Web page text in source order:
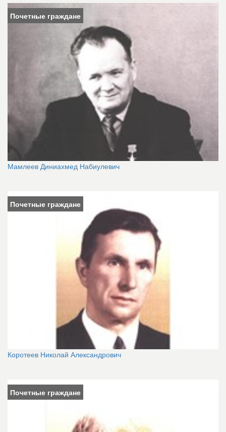
Почетные граждане
Мамлеев Диниахмед Набиулевич
Почетные граждане
Коротеев Николай Александрович
Почетные граждане